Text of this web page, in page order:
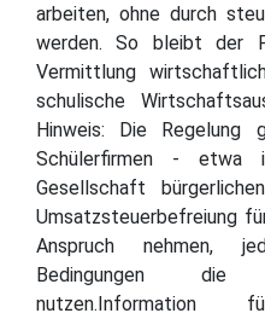
arbeiten, ohne durch
werden. So bleibt der
Vermittlung
schulische
Hinweis: Die
Schülerfirmen - etwa
Gesellschaft
Umsatzsteuerbefreiung
Anspruch nehmen,
Bedingungen die